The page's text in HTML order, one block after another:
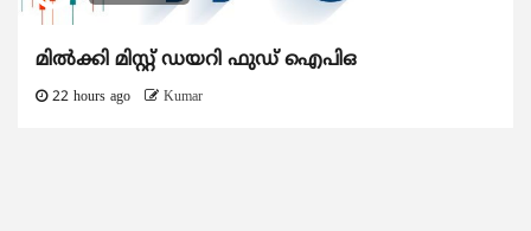
മിൽക്കി മിസ്റ്റ് ഡയറി ഫുഡ് ഐപിഒ
22 hours ago Kumar